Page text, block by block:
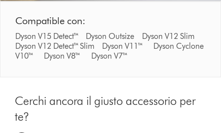
Compatible con:
Dyson V15 Detect™ Dyson Outsize Dyson V12 Slim
Dyson V12 Detect™ Slim Dyson V11™ Dyson Cyclone
V10™ Dyson V8™ Dyson V7™
Cerchi ancora il giusto accessorio per
te?